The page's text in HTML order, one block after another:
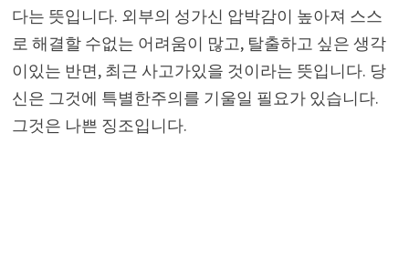
다는 뜻입니다. 외부의 성가신 압박감이 높아져 스스
로 해결할 수없는 어려움이 많고, 탈출하고 싶은 생각
이있는 반면, 최근 사고가있을 것이라는 뜻입니다. 당
신은 그것에 특별한주의를 기울일 필요가 있습니다.
그것은 나쁜 징조입니다.